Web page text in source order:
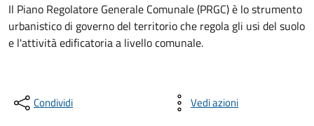
Il Piano Regolatore Generale Comunale (PRGC) è lo strumento
urbanistico di governo del territorio che regola gli usi del suolo
e l'attività edificatoria a livello comunale.
Condividi Vedi azioni